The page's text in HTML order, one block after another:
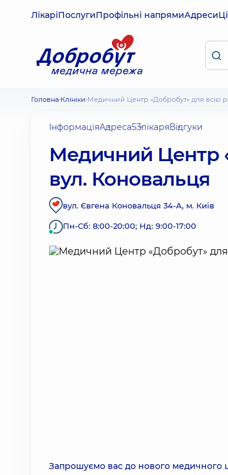
ЛікаріПослугиПрофільні напрямиАдреси
Головна Клініки Медичний Центр «Добробут» для всієї
ІнформаціяАдреса53лікаряВідгуки
Медичний Центр
вул. Коновальця
вул. Євгена Коновальця 34-А, м. Київ
Пн-Сб: 8:00-20:00; Нд: 9:00-17:00
Запрошуємо вас до нового медичного